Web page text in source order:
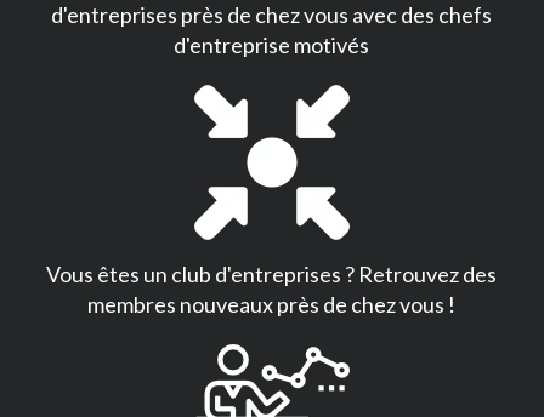
d'entreprises près de chez vous avec des chefs
d'entreprise motivés
Vous êtes un club d'entreprises ? Retrouvez des
membres nouveaux près de chez vous !